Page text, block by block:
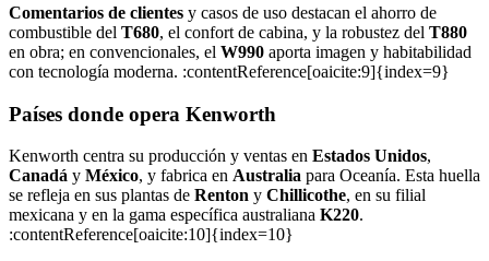
Comentarios de clientes y casos de uso destacan el ahorro de
combustible del T680, el confort de cabina, y la robustez del T880
en obra; en convencionales, el W990 aporta imagen y habitabilidad
con tecnología moderna. :contentReference[oaicite:9]{index=9}
Países donde opera Kenworth
Kenworth centra su producción y ventas en Estados Unidos,
Canadá y México, y fabrica en Australia para Oceanía. Esta huella
se refleja en sus plantas de Renton y Chillicothe, en su filial
mexicana y en la gama específica australiana K220.
:contentReference[oaicite:10]{index=10}